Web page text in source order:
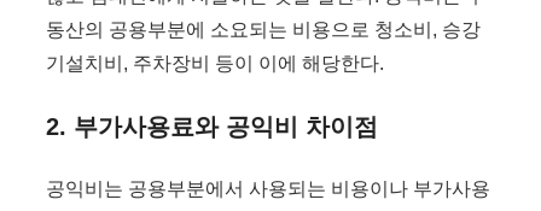
동산의 공용부분에 소요되는 비용으로 청소비, 승강
기설치비, 주차장비 등이 이에 해당한다.
2. 부가사용료와 공익비 차이점
공익비는 공용부분에서 사용되는 비용이나 부가사용